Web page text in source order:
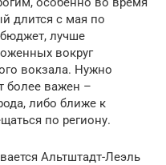
длится с мая по
бюджет, лучше
вокруг
вокзала. Нужно
более важен –
либо ближе к
по региону.
Альтштадт-Леэль